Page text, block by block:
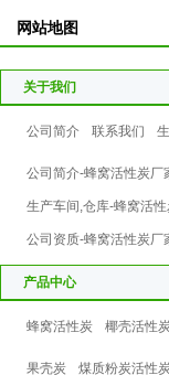
网站地图
关于我们
公司简介 联系我们
公司简介-蜂窝活性炭
生产车间,仓库-蜂窝活
公司资质-蜂窝活性炭
产品中心
蜂窝活性炭 椰壳活性
果壳炭 煤质粉炭活性